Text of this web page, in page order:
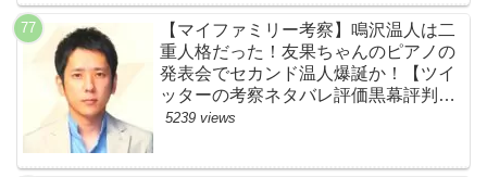
【マイファミリー考察】鳴沢温人は二
重人格だった！友果ちゃんのピアノの
発表会でセカンド温人爆誕か！【ツイ
ッターの考察ネタバレ評価黒幕評判感
想批判原作犯人キャスト脚本あらすじ
5239 views